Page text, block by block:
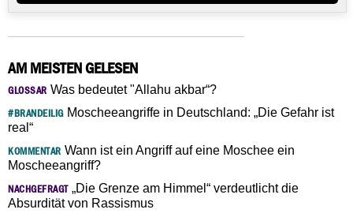
AM MEISTEN GELESEN
GLOSSAR Was bedeutet "Allahu akbar“?
#BRANDEILIGMoscheeangriffe in Deutschland: „Die Gefahr ist
real“
KOMMENTAR Wann ist ein Angriff auf eine Moschee ein
Moscheeangriff?
NACHGEFRAGT„Die Grenze am Himmel“ verdeutlicht die
Absurdität von Rassismus